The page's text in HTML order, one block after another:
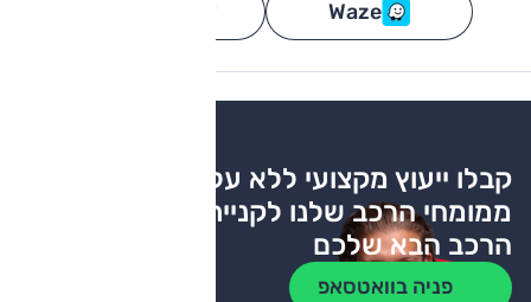
Waze
קבלו ייעוץ מקצועי ללא עלות
ממומחי הרכב שלנו לקניית
הרכב הבא שלכם
פניה בוואטסאפ